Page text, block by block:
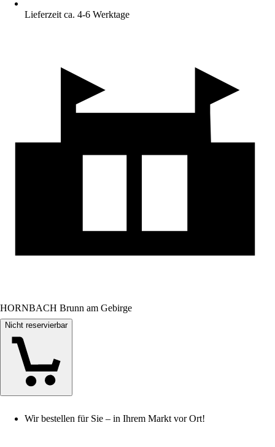
Lieferzeit ca. 4-6 Werktage
HORNBACH Brunn am Gebirge
Nicht reservierbar
Wir bestellen für Sie – in Ihrem Markt vor Ort!